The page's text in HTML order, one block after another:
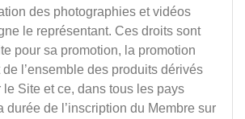
des photographies et vidéos
le représentant. Ces droits sont
pour sa promotion, la promotion
l’ensemble des produits dérivés
Site et ce, dans tous les pays
durée de l’inscription du Membre sur